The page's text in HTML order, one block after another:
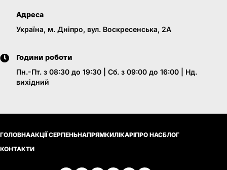
Адреса
Україна, м. Дніпро, вул. Воскресенська, 2A
Години роботи
Пн.-Пт. з 08:30 до 19:30 | Сб. з 09:00 до 16:00 | Нд.
вихідний
ГОЛОВНААКЦІЇ СЕРПЕНЬНАПРЯМКИЛІКАРІПРО НАСБЛОГ
КОНТАКТИ